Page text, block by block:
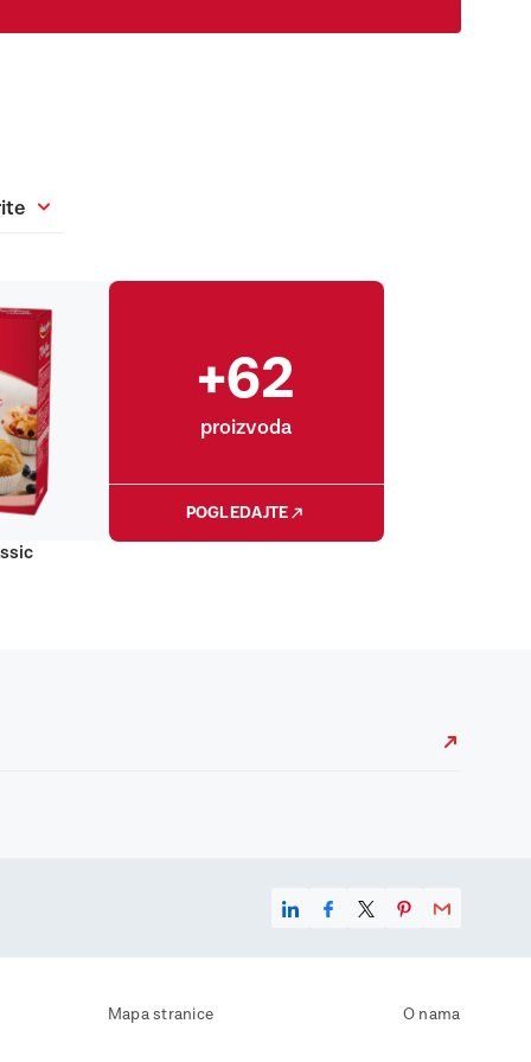
+62
proizvoda
POGLEDAJTE
Mapa stranice
O nama